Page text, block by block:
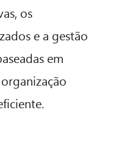
os
e a gestão
em